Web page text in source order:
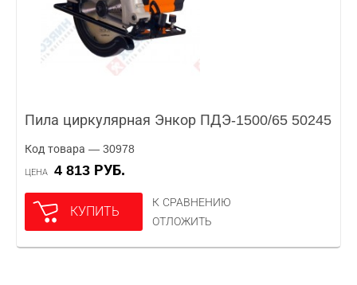
Пила циркулярная Энкор ПДЭ-1500/65 50245
Код товара — 30978
ЦЕНА 4 813 РУБ.
КУПИТЬ
К СРАВНЕНИЮ
ОТЛОЖИТЬ